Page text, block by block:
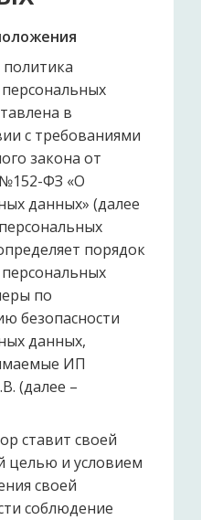
в
с требованиями
закона от
№152-ФЗ «О
данных» (далее
порядок
по
безопасности
данных,
ИП
(далее –
ставит своей
целью и условием
своей
соблюдение